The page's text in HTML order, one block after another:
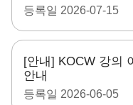
등록일 2026-07-15
[안내] KOCW 강의
안내
등록일 2026-06-05